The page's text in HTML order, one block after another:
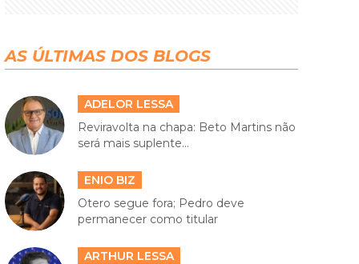
AS ÚLTIMAS DOS BLOGS
ADELOR LESSA
Reviravolta na chapa: Beto Martins não
será mais suplente...
ENIO BIZ
Otero segue fora; Pedro deve
permanecer como titular
ARTHUR LESSA